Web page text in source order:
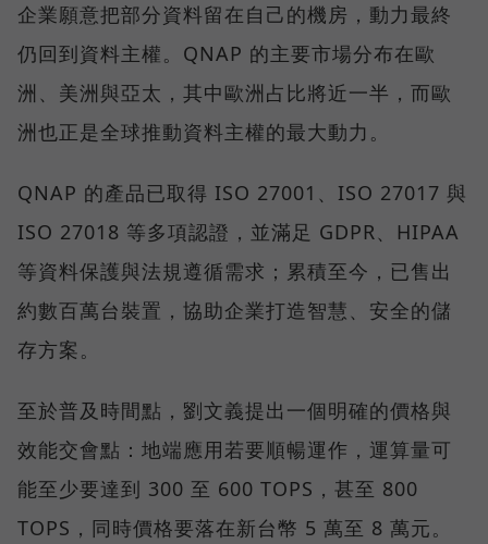
企業願意把部分資料留在自己的機房，動力最終
仍回到資料主權。QNAP 的主要市場分布在歐
洲、美洲與亞太，其中歐洲占比將近一半，而歐
洲也正是全球推動資料主權的最大動力。
QNAP 的產品已取得 ISO 27001、ISO 27017 與
ISO 27018 等多項認證，並滿足 GDPR、HIPAA
等資料保護與法規遵循需求；累積至今，已售出
約數百萬台裝置，協助企業打造智慧、安全的儲
存方案。
至於普及時間點，劉文義提出一個明確的價格與
效能交會點：地端應用若要順暢運作，運算量可
能至少要達到 300 至 600 TOPS，甚至 800
TOPS，同時價格要落在新台幣 5 萬至 8 萬元。